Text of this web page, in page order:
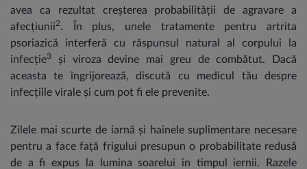
avea ca rezultat creșterea probabilității de agravare a
afecțiunii2. În plus, unele tratamente pentru artrita
psoriazică interferă cu răspunsul natural al corpului la
infecție3
și viroza devine mai greu de combătut. Dacă
aceasta te îngrijorează, discută cu medicul tău despre
infecțiile virale și cum pot fi ele prevenite.
Zilele mai scurte de iarnă și hainele suplimentare necesare
pentru a face față frigului presupun o probabilitate redusă
de a fi expus la lumina soarelui în timpul iernii. Razele